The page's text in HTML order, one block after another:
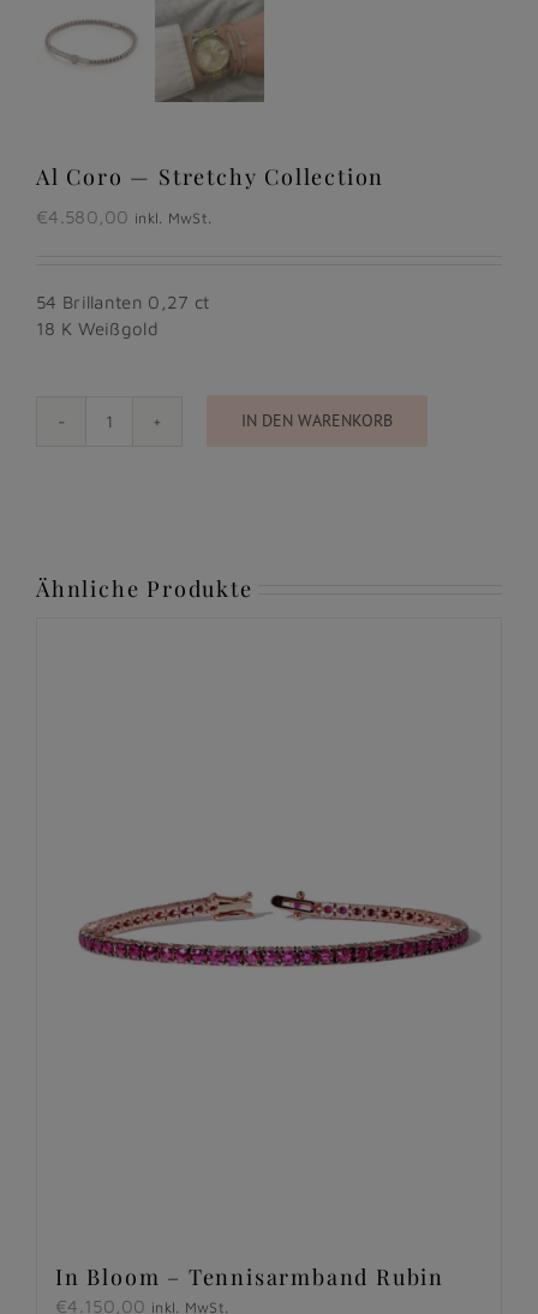
Al Coro — Stretchy Collection
€4.580,00 inkl. MwSt.
54 Brillanten 0,27 ct
18 K Weißgold
Al
IN DEN WARENKORB
Ähnliche Produkte
In Bloom – Tennisarmband Rubin
€4.150,00 inkl. MwSt.